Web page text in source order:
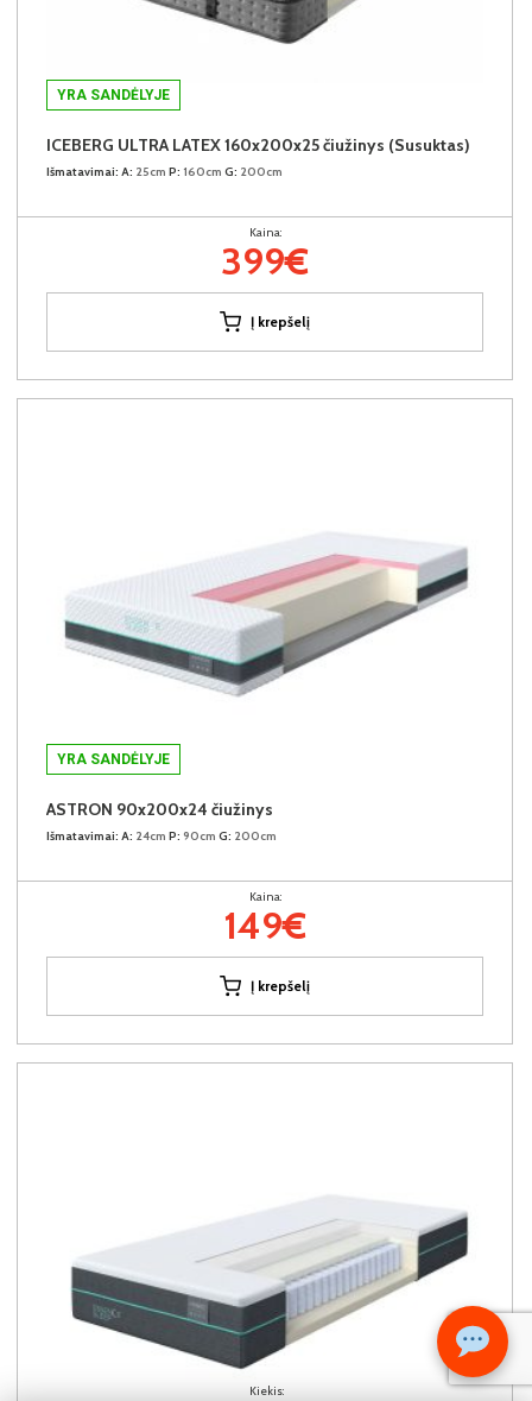
Kiekis:
YRA SANDĖLYJE
ICEBERG ULTRA LATEX 160x200x25 čiužinys (Susuktas)
Išmatavimai: A: 25cm P: 160cm G: 200cm
Kaina:
399€
Į krepšelį
YRA SANDĖLYJE
ASTRON 90x200x24 čiužinys
Išmatavimai: A: 24cm P: 90cm G: 200cm
Kaina:
149€
Į krepšelį